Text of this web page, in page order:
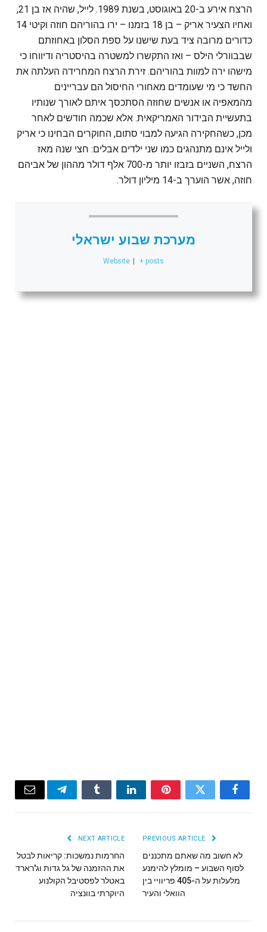
הרצח אירע ב-20 באוגוסט, בשנת 1989. לייל, שהיה אז בן 21,
ואחיו הצעיר אריק – בן 18 בזמנו – ירו בהוריהם חוזה וקיטי 14
כדורים מרובה ציד בעת שישנו על ספת הסלון באחוזתם
שבבוורלי הילס – ואז התקשרו למשטרה בהיסטריה ודיווחו כי
מישהו ירה למוות בהוריהם. זירת הרצח המחרידה העלתה את
החשד כי מי שעומדים מאחורי החיסול הם עבריינים
מהמאפיה או אנשים שחוזה הסתכסך איתם לאורך שנותיו
בתעשיית הבידור האמריקאית. אלא שכמה חודשים לאחר
מכן, כשהחקירה הגיעה למבוי סתום, החוקרים הבחינו כי אריק
ולייל אינם מתנהגים כמו שני ילדים אבלים: חצי שנה מאז
הרצח, השניים בזבזו יותר מ-700 אלף דולר מההון של אביהם
חוזה, אשר הוערך ב-14 מיליון דולר.
מערכת שבוע ישראלי
Website + posts
Facebook
Twitter
Pinterest
LinkedIn
Tumblr
Telegram
Email
לא חשוב מה שאתם מתכננים
לסוף השבוע – מומלץ להימנע
מלעלות על ה-405 פריוויי בין
הוואלי והעיר
NEXT ARTICLE
החרמות נמשכות: קריאות לבטל
את ההזמנה של גל גדות וג'רארד
באטלר לפסטיבל הקולנוע
היוקרתי בוונציה